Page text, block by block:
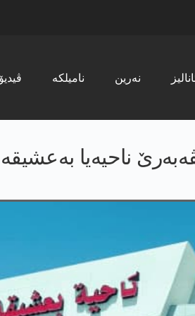
ڤیدیۆ نامیلکە نەرین
ناحیەیا بەعشیقە